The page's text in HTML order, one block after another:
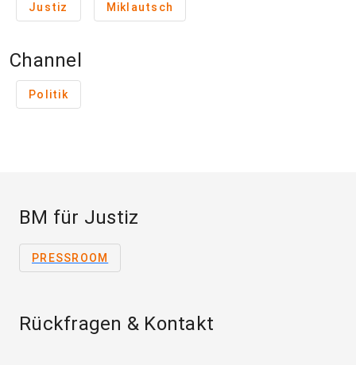
Justiz Miklautsch
Channel
Politik
BM für Justiz
PRESSROOM
Rückfragen & Kontakt